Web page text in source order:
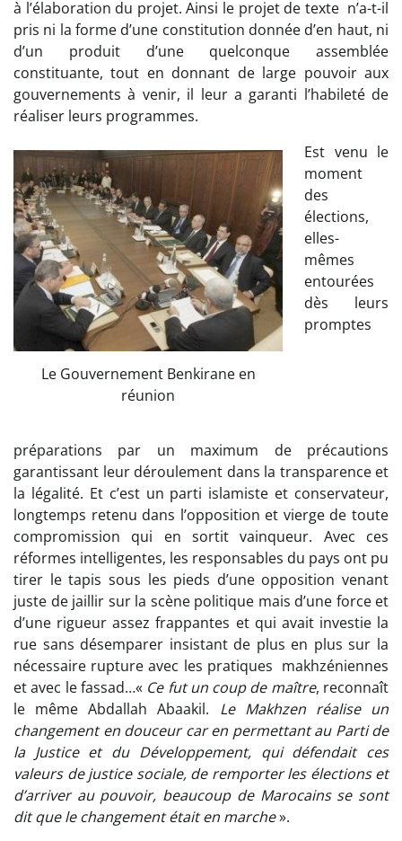
à l’élaboration du projet. Ainsi le projet de texte n’a-t-il
pris ni la forme d’une constitution donnée d’en haut, ni
d’un produit d’une quelconque assemblée
constituante, tout en donnant de large pouvoir aux
gouvernements à venir, il leur a garanti l’habileté de
réaliser leurs programmes.
Le Gouvernement Benkirane en
réunion
Est venu le
moment
des
élections,
elles-
mêmes
entourées
dès leurs
promptes
préparations par un maximum de précautions
garantissant leur déroulement dans la transparence et
la légalité. Et c’est un parti islamiste et conservateur,
longtemps retenu dans l’opposition et vierge de toute
compromission qui en sortit vainqueur. Avec ces
réformes intelligentes, les responsables du pays ont pu
tirer le tapis sous les pieds d’une opposition venant
juste de jaillir sur la scène politique mais d’une force et
d’une rigueur assez frappantes et qui avait investie la
rue sans désemparer insistant de plus en plus sur la
nécessaire rupture avec les pratiques makhzéniennes
et avec le fassad…« Ce fut un coup de maître, reconnaît
le même Abdallah Abaakil. Le Makhzen réalise un
changement en douceur car en permettant au Parti de
la Justice et du Développement, qui défendait ces
valeurs de justice sociale, de remporter les élections et
d’arriver au pouvoir, beaucoup de Marocains se sont
dit que le changement était en marche».